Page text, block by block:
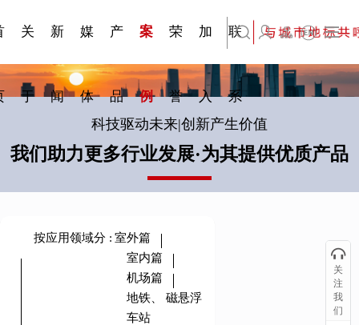
关
于
新
闻
媒
体
产
品
案
例
荣
誉
加
入
常见问题FAQ
联
系
English
科技驱动未来|创新产生价值
我们助力更多行业发展·为其提供优质产品
按应用领域分 : 室外篇
室内篇
机场篇
地铁、 磁悬浮
车站
关
注
我
们